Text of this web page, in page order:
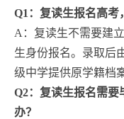
Q1：复读生报名高考
A：复读生不需要建
生身份报名。录取后
级中学提供原学籍档
Q2：复读生报名需要
办？